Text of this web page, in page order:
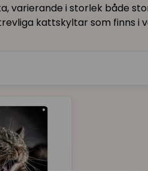
i storlek både
kattskyltar som finns i